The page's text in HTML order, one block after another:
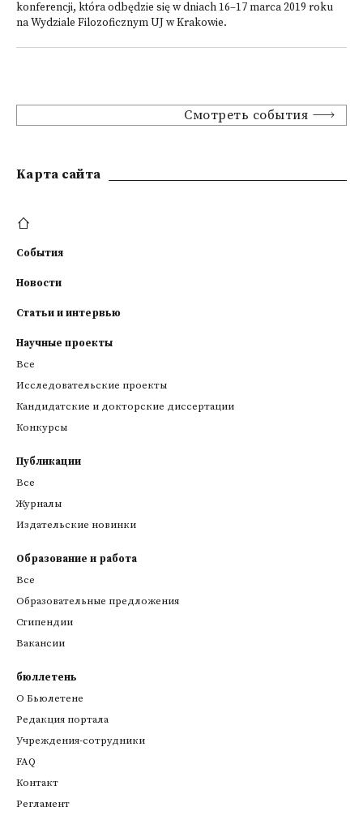
konferencji, która odbędzie się w dniach 16–17 marca 2019 roku
na Wydziale Filozoficznym UJ w Krakowie.
Смотреть события
Kарта сайта
События
Новости
Статьи и интервью
Научные проекты
Все
Исследовательские проекты
Кандидатские и докторские диссертации
Конкурсы
Публикации
Все
Журналы
Издательские новинки
Образование и работа
Все
Образовательные предложения
Стипендии
Вакансии
бюллетень
О Бьюлетене
Редакция портала
Учреждения-сотрудники
FAQ
Контакт
Регламент